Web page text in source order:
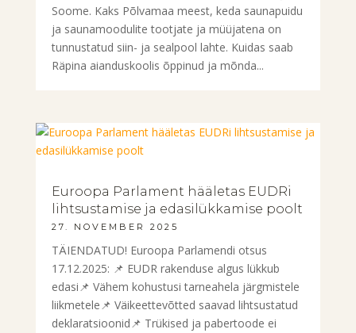
Soome. Kaks Põlvamaa meest, keda saunapuidu
ja saunamoodulite tootjate ja müüjatena on
tunnustatud siin- ja sealpool lahte. Kuidas saab
Räpina aianduskoolis õppinud ja mõnda...
Euroopa Parlament hääletas EUDRi
lihtsustamise ja edasilükkamise poolt
27. NOVEMBER 2025
TÄIENDATUD! Euroopa Parlamendi otsus
17.12.2025: 📌 EUDR rakenduse algus lükkub
edasi📌 Vähem kohustusi tarneahela järgmistele
liikmetele📌 Väikeettevõtted saavad lihtsustatud
deklaratsioonid📌 Trükised ja pabertoode ei